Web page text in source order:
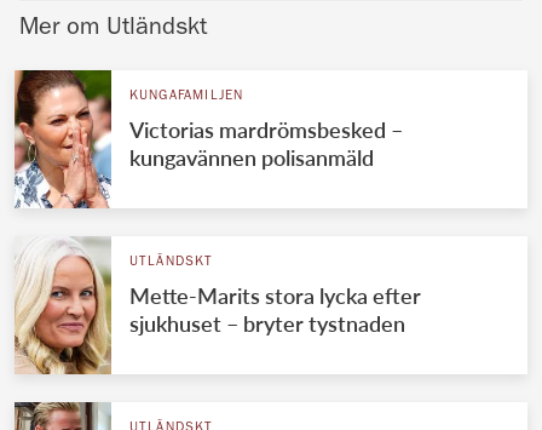
Mer om Utländskt
KUNGAFAMILJEN
Victorias mardrömsbesked –
kungavännen polisanmäld
UTLÄNDSKT
Mette-Marits stora lycka efter
sjukhuset – bryter tystnaden